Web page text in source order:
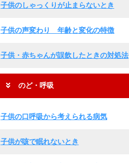
子供のしゃっくりが止まらないとき
子供の声変わり 年齢と変化の特徴
子供・赤ちゃんが誤飲したときの対処法
のど・呼吸
子供の口呼吸から考えられる病気
子供が咳で眠れないとき